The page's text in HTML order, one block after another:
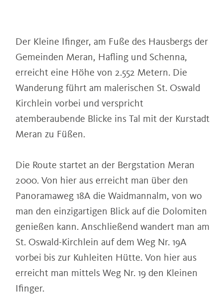
Der Kleine Ifinger, am Fuße des Hausbergs der
Gemeinden Meran, Hafling und Schenna,
erreicht eine Höhe von 2.552 Metern. Die
Wanderung führt am malerischen St. Oswald
Kirchlein vorbei und verspricht
atemberaubende Blicke ins Tal mit der Kurstadt
Meran zu Füßen.
Die Route startet an der Bergstation Meran
2000. Von hier aus erreicht man über den
Panoramaweg 18A die Waidmannalm, von wo
man den einzigartigen Blick auf die Dolomiten
genießen kann. Anschließend wandert man am
St. Oswald-Kirchlein auf dem Weg Nr. 19A
vorbei bis zur Kuhleiten Hütte. Von hier aus
erreicht man mittels Weg Nr. 19 den Kleinen
Ifinger.